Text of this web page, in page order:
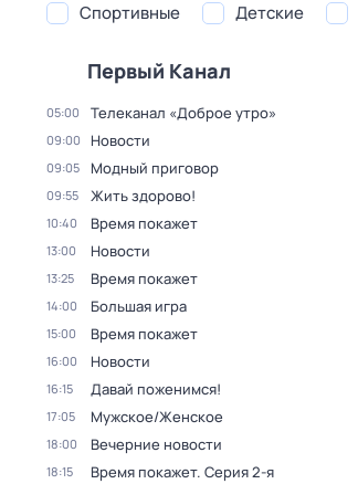
Спортивные Детские
Первый Канал
05:00 Телеканал «Доброе утро»
09:00 Новости
09:05 Модный приговор
09:55 Жить здорово!
10:40 Время покажет
13:00 Новости
13:25 Время покажет
14:00 Большая игра
15:00 Время покажет
16:00 Новости
16:15 Давай поженимся!
17:05 Мужское/Женское
18:00 Вечерние новости
18:15 Время покажет. Серия 2-я